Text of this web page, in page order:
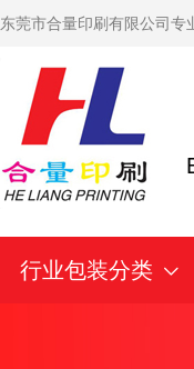
东莞市合量印刷有限公司
行业包装分类